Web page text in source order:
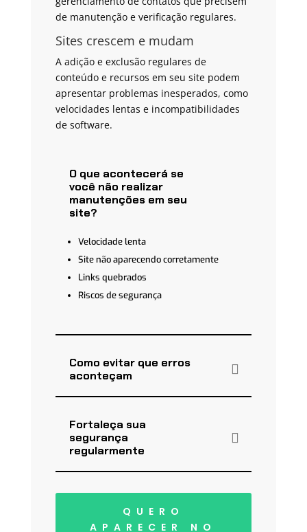
de manutenção e verificação regulares.
Sites crescem e mudam
A adição e exclusão regulares de
conteúdo e recursos em seu site podem
apresentar problemas inesperados, como
velocidades lentas e incompatibilidades
de software.
O que acontecerá se
você não realizar
manutenções em seu
site?
Velocidade lenta
Site não aparecendo corretamente
Links quebrados
Riscos de segurança
Como evitar que erros
aconteçam
Fortaleça sua
segurança
regularmente
QUERO
APARECER NO